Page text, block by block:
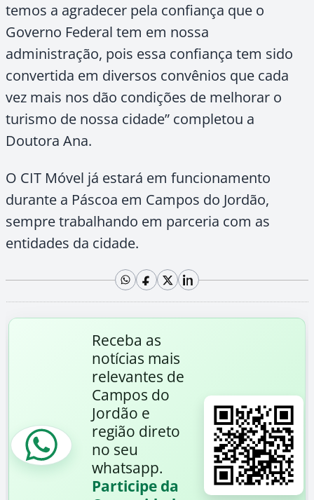
temos a agradecer pela confiança que o
Governo Federal tem em nossa
administração, pois essa confiança tem sido
convertida em diversos convênios que cada
vez mais nos dão condições de melhorar o
turismo de nossa cidade” completou a
Doutora Ana.
O CIT Móvel já estará em funcionamento
durante a Páscoa em Campos do Jordão,
sempre trabalhando em parceria com as
entidades da cidade.
Receba as
notícias mais
relevantes de
Campos do
Jordão e
região direto
no seu
whatsapp.
Participe da